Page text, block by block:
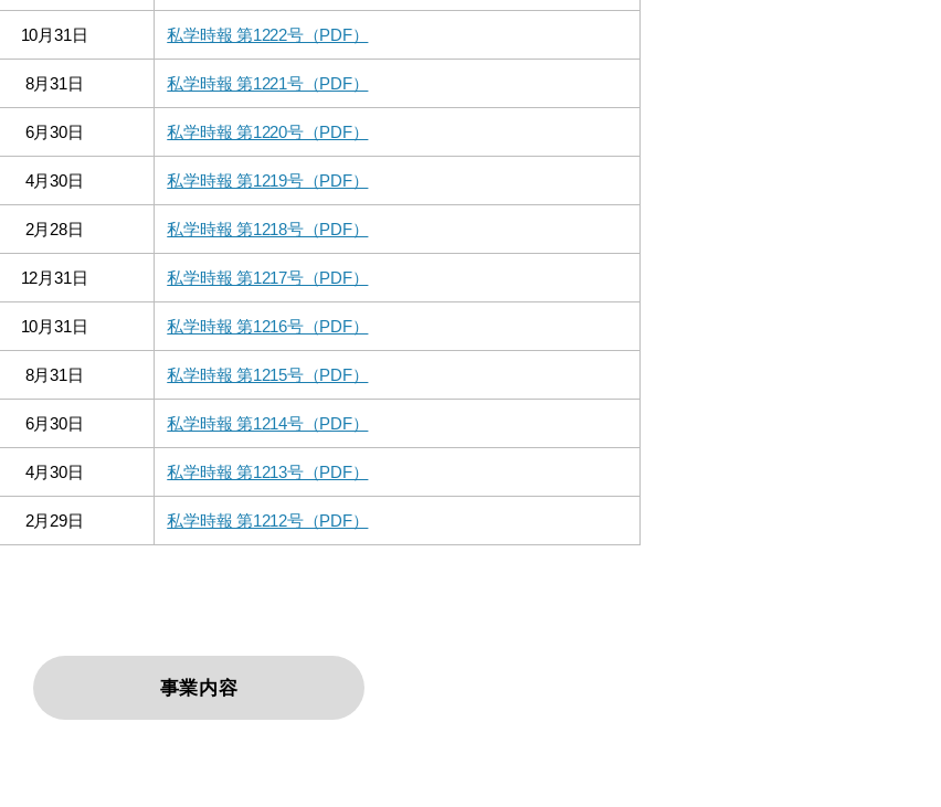
10月31日 私学時報 第1222号（PDF）
8月31日 私学時報 第1221号（PDF）
6月30日 私学時報 第1220号（PDF）
4月30日 私学時報 第1219号（PDF）
2月28日 私学時報 第1218号（PDF）
12月31日 私学時報 第1217号（PDF）
10月31日 私学時報 第1216号（PDF）
8月31日 私学時報 第1215号（PDF）
6月30日 私学時報 第1214号（PDF）
4月30日 私学時報 第1213号（PDF）
2月29日 私学時報 第1212号（PDF）
事業内容